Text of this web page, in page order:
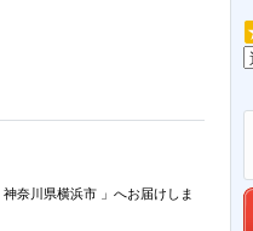
神奈川県横浜市 」 へお届けしま